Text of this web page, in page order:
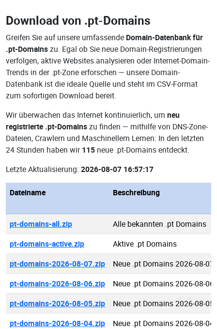
Download von .pt-Domains
Greifen Sie auf unsere umfassende Domain-Datenbank für
.pt-Domainszu. Egal ob Sie neue Domain-Registrierungen
verfolgen, aktive Websites analysieren oder Internet-Domain-
Trends in der .pt-Zone erforschen — unsere Domain-
Datenbank ist die ideale Quelle und steht im CSV-Format
zum sofortigen Download bereit.
Wir überwachen das Internet kontinuierlich, um neu
registrierte .pt-Domainszu finden — mithilfe von DNS-Zone-
Dateien, Crawlern und Maschinellem Lernen: In den letzten
24 Stunden haben wir 115 neue .pt-Domains entdeckt.
Letzte Aktualisierung: 2026-08-07 16:57:17
Dateiname Beschreibung
pt-domains-all.zip
Alle bekannten .pt Domains
pt-domains-active.zip
Aktive .pt Domains
pt-domains-2026-08-07.zip
Neue .pt Domains 2026-08-07
pt-domains-2026-08-06.zip
Neue .pt Domains 2026-08-06
pt-domains-2026-08-05.zip
Neue .pt Domains 2026-08-05
pt-domains-2026-08-04.zip
Neue .pt Domains 2026-08-04